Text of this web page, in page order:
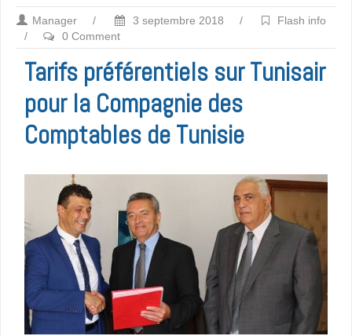
Manager / 3 septembre 2018 /
Flash info
/
0 Comment
Tarifs préférentiels sur Tunisair
pour la Compagnie des
Comptables de Tunisie